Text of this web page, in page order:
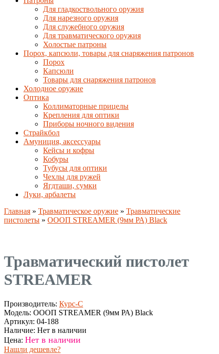
Для гладкоствольного оружия
Для нарезного оружия
Для служебного оружия
Для травматического оружия
Холостые патроны
Порох, капсюли, товары для снаряжения патронов
Порох
Капсюли
Товары для снаряжения патронов
Холодное оружие
Оптика
Коллиматорные прицелы
Крепления для оптики
Приборы ночного видения
Страйкбол
Амуниция, аксессуары
Кейсы и кофры
Кобуры
Тубусы для оптики
Чехлы для ружей
Ягдташи, сумки
Луки, арбалеты
Главная » Травматическое оружие » Травматические
пистолеты » ОООП STREAMER (9мм РА) Black
Травматический пистолет
STREAMER
Производитель: Курс-С
Модель: ОООП STREAMER (9мм РА) Black
Артикул: 04-188
Наличие: Нет в наличии
Цена: Нет в наличии
Нашли дешевле?